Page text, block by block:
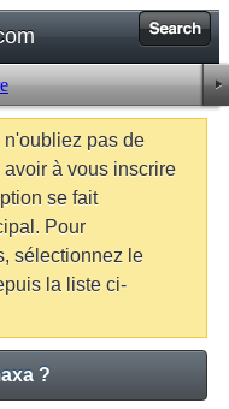
n'oubliez pas de
à vous inscrire
se fait
Pour
sélectionnez le
la liste ci-
?